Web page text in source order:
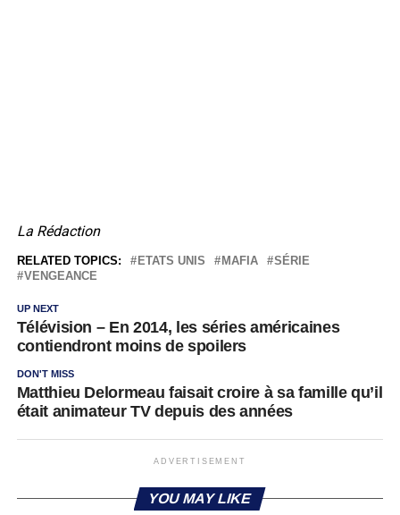
La Rédaction
RELATED TOPICS: ETATS UNIS MAFIA
SÉRIE
VENGEANCE
UP NEXT
Télévision – En 2014, les séries américaines
contiendront moins de spoilers
DON'T MISS
Matthieu Delormeau faisait croire à sa famille qu’il
était animateur TV depuis des années
ADVERTISEMENT
YOU MAY LIKE